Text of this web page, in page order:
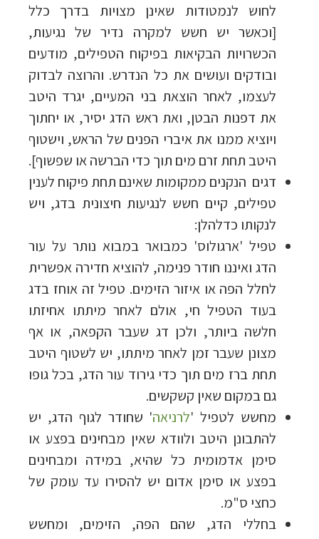
לחוש לנמטודות שאינן מצויות בדרך כלל
[וכאשר יש חשש למקרה נדיר של נגיעות,
הכשרויות הבקיאות בפיקוח הטפילים, מודעים
ובודקים ועושים את כל הנדרש. והרוצה לבדוק
לעצמו, לאחר הוצאת בני המעיים, יגרד היטב
את דפנות הבטן, ואת ראש הדג יסיר, או יחתוך
ויוציא ממנו את איברי הפנים של הראש, וישטוף
היטב תחת זרם מים תוך כדי הברשה או שפשוף].
דגים הנקנים ממקומות שאינם תחת פיקוח לענין
טפילים, קיים חשש לנגיעות חיצונית בדג, ויש
לנקותו כדלהלן:
טפיל 'ארגולוס' כמבואר במבוא נותר על עור
הדג ואיננו חודר פנימה, להוציא חדירה אפשרית
לחלל הפה או איזור הזימים. טפיל זה אוחז בדג
בעוד הטפיל חי, אולם לאחר מיתתו אחיזתו
חלשה ביותר, ולכן דג שעבר הקפאה, או אף
מצונן שעבר זמן לאחר מיתתו, יש לשטוף היטב
תחת ברז מים תוך כדי גירוד עור הדג, בכל גופו
גם במקום שאין קשקשים.
מחשש לטפיל 'לרניאה' שחודר לגוף הדג, יש
להתבונן היטב ולוודא שאין מבחינים בפצע או
סימן אדמומית כל שהיא, במידה ומבחינים
בפצע או סימן אדום יש להסירו עד עומק של
כחצי ס"מ.
בחללי הדג, שהם הפה, הזימים, ומחשש